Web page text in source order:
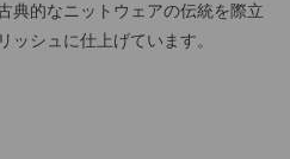
典的なニットウェアの伝統を際立
ッシュに仕上げています。